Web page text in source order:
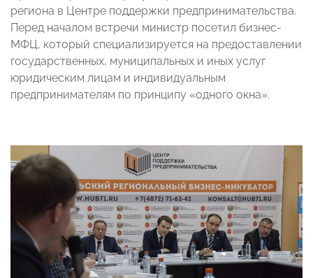
региона в Центре поддержки предпринимательства.
Перед началом встречи министр посетил бизнес-
МФЦ, который специализируется на предоставлении
государственных, муниципальных и иных услуг
юридическим лицам и индивидуальным
предпринимателям по принципу «одного окна».